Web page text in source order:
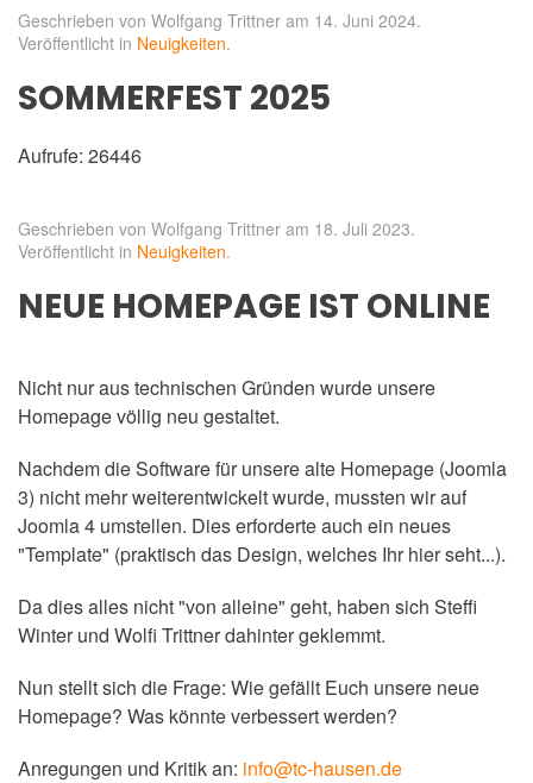
Geschrieben von Wolfgang Trittner am 14. Juni 2024.
Veröffentlicht in Neuigkeiten.
SOMMERFEST 2025
Aufrufe: 26446
Geschrieben von Wolfgang Trittner am 18. Juli 2023.
Veröffentlicht in Neuigkeiten.
NEUE HOMEPAGE IST ONLINE
Nicht nur aus technischen Gründen wurde unsere
Homepage völlig neu gestaltet.
Nachdem die Software für unsere alte Homepage (Joomla
3) nicht mehr weiterentwickelt wurde, mussten wir auf
Joomla 4 umstellen. Dies erforderte auch ein neues
"Template" (praktisch das Design, welches Ihr hier seht...).
Da dies alles nicht "von alleine" geht, haben sich Steffi
Winter und Wolfi Trittner dahinter geklemmt.
Nun stellt sich die Frage: Wie gefällt Euch unsere neue
Homepage? Was könnte verbessert werden?
Anregungen und Kritik an: info@tc-hausen.de